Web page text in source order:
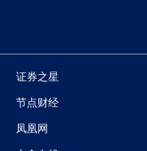
证券之星
节点财经
凤凰网